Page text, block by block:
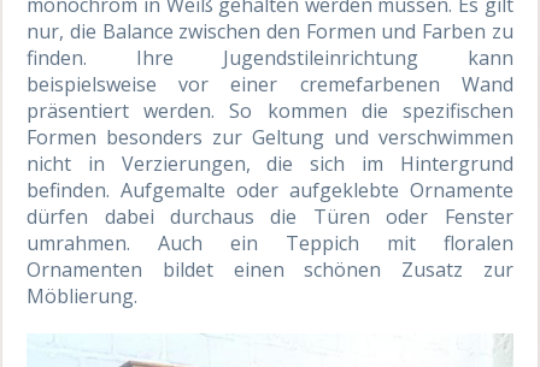
nur, die Balance zwischen den Formen und Farben zu
finden. Ihre Jugendstileinrichtung kann
beispielsweise vor einer cremefarbenen Wand
präsentiert werden. So kommen die spezifischen
Formen besonders zur Geltung und verschwimmen
nicht in Verzierungen, die sich im Hintergrund
befinden. Aufgemalte oder aufgeklebte Ornamente
dürfen dabei durchaus die Türen oder Fenster
umrahmen. Auch ein Teppich mit floralen
Ornamenten bildet einen schönen Zusatz zur
Möblierung.